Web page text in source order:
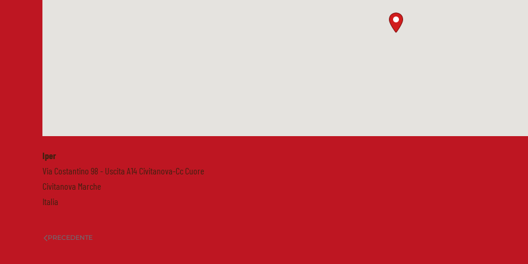
Iper
Via Costantino 98 - Uscita A14 Civitanova-Cc Cuore
Civitanova Marche
Italia
PRECEDENTE